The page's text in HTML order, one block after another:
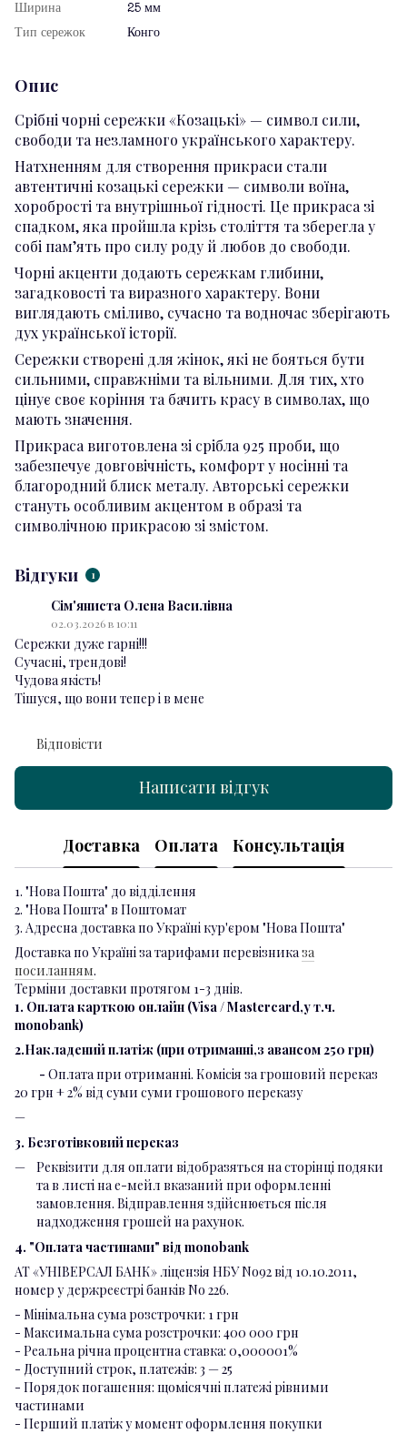
Ширина
25 мм
Тип сережок
Конго
Опис
Срібні чорні сережки «Козацькі» — символ сили,
свободи та незламного українського характеру.
Натхненням для створення прикраси стали
автентичні козацькі сережки — символи воїна,
хоробрості та внутрішньої гідності. Це прикраса зі
спадком, яка пройшла крізь століття та зберегла у
собі пам’ять про силу роду й любов до свободи.
Чорні акценти додають сережкам глибини,
загадковості та виразного характеру. Вони
виглядають сміливо, сучасно та водночас зберігають
дух української історії.
Сережки створені для жінок, які не бояться бути
сильними, справжніми та вільними. Для тих, хто
цінує своє коріння та бачить красу в символах, що
мають значення.
Прикраса виготовлена зі срібла 925 проби, що
забезпечує довговічність, комфорт у носінні та
благородний блиск металу. Авторські сережки
стануть особливим акцентом в образі та
символічною прикрасою зі змістом.
Відгуки 1
Сім'яниста Олена Василівна
02.03.2026 в 10:11
Сережки дуже гарні!!!
Сучасні, трендові!
Чудова якість!
Тішуся, що вони тепер і в мене
Відповісти
Написати відгук
Доставка Оплата Консультація
1. "Нова Пошта" до відділення
2. "Нова Пошта" в Поштомат
3. Адресна доставка по Україні кур'єром "Нова Пошта"
Доставка по Україні за тарифами перевізника за
посиланням.
Терміни доставки протягом 1-3 днів.
1. Оплата карткою онлайн (Visa / Mastercard,у т.ч.
monobank)
2.Накладений платіж (при отриманні,з авансом 250 грн)
- Оплата при отриманні. Комісія за грошовий переказ
20 грн + 2% від суми суми грошового переказу
3. Безготівковий переказ
Реквізити для оплати відобразяться на сторінці подяки
та в листі на е-мейл вказаний при оформленні
замовлення. Відправлення здійснюється після
надходження грошей на рахунок.
4. "Оплата частинами" від monobank
АТ «УНІВЕРСАЛ БАНК» ліцензія НБУ No92 від 10.10.2011,
номер у держреєстрі банків No 226.
- Мінімальна сума розстрочки: 1 грн
- Максимальна сума розстрочки: 400 000 грн
- Реальна річна процентна ставка: 0,000001%
- Доступний строк, платежів: 3 — 25
- Порядок погашення: щомісячні платежі рівними
частинами
- Перший платіж у момент оформлення покупки